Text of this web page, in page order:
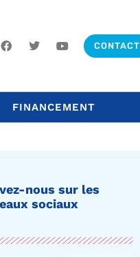
CONTACT
FINANCEMENT
nous sur les
sociaux